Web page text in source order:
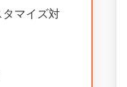
マイズ対